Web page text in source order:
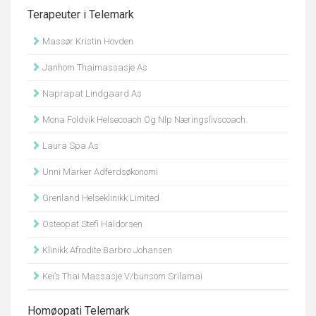
Terapeuter i Telemark
Massør Kristin Hovden
Janhom Thaimassasje As
Naprapat Lindgaard As
Mona Foldvik Helsecoach Og Nlp Næringslivscoach.
Laura Spa As
Unni Marker Adferdsøkonomi
Grenland Helseklinikk Limited
Osteopat Stefi Haldorsen
Klinikk Afrodite Barbro Johansen
Kei’s Thai Massasje V/bunsom Srilamai
Homøopati Telemark